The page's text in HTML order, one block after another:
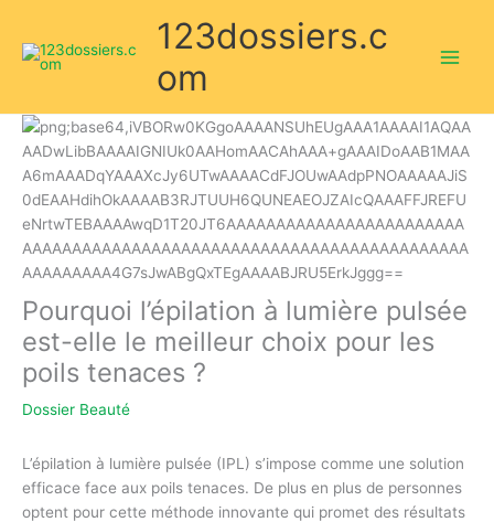
contenu
123dossiers.c
om
Pourquoi l’épilation à lumière pulsée
est-elle le meilleur choix pour les
poils tenaces ?
Dossier Beauté
L’épilation à lumière pulsée (IPL) s’impose comme une solution
efficace face aux poils tenaces. De plus en plus de personnes
optent pour cette méthode innovante qui promet des résultats